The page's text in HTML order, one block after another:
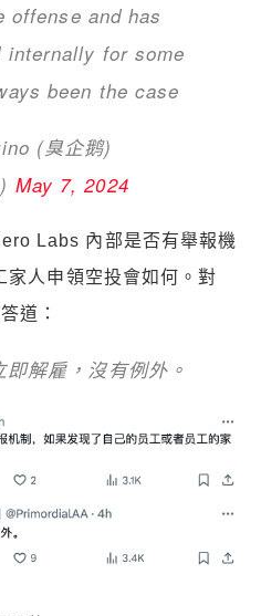
offense and has
internally for some
been the case
(臭企鹅)
May 7, 2024
Labs 內部是否有舉報機
家人申領空投會如何。對
道：
解雇，沒有例外。